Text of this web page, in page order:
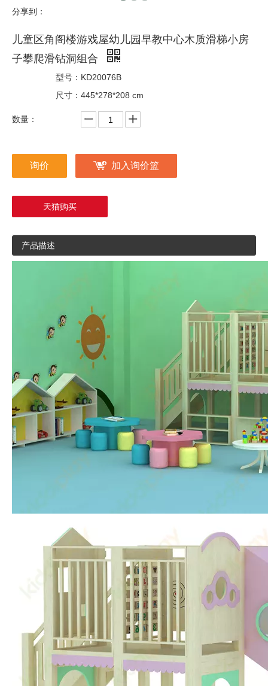
分享到：
儿童区角阁楼游戏屋幼儿园早教中心木质滑梯小房
子攀爬滑钻洞组合
型号： KD20076B
尺寸： 445*278*208 cm
数量：
询价 加入询价篮
天猫购买
产品描述